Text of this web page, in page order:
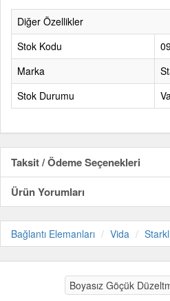
Diğer Özellikler
Stok Kodu
Marka
Stok Durumu
Taksit / Ödeme Seçenekleri
Ürün Yorumları
Bağlantı Elemanları Vida
Boyasız Göçük